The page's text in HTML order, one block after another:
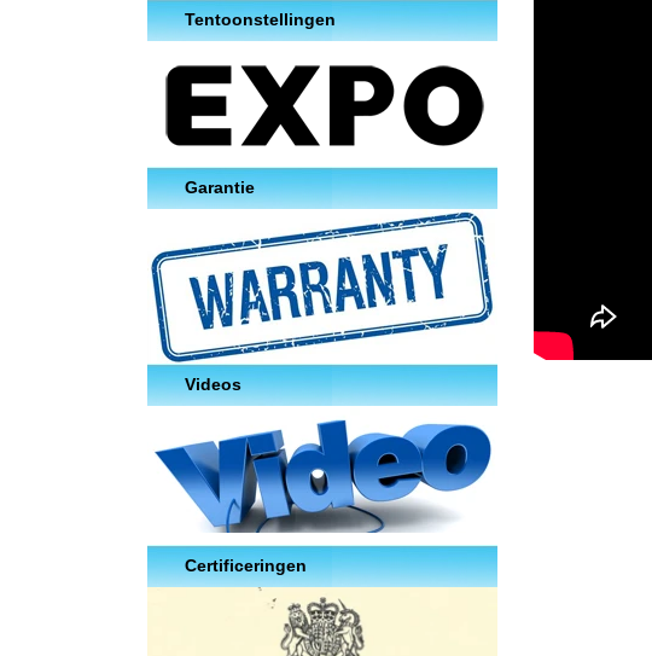
Tentoonstellingen
Garantie
Videos
Certificeringen